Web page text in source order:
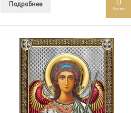
Подробнее
Купить